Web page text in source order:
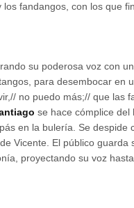
fandangos, con los que
su poderosa voz con
para desembocar en
no puedo más;// que las
se hace cómplice del
en la bulería. Se despide
Vicente. El público guarda
proyectando su voz hasta